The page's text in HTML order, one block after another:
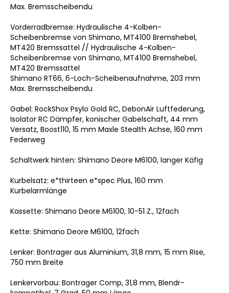
Max. Bremsscheibendu
Vorderradbremse: Hydraulische 4-Kolben-
Scheibenbremse von Shimano, MT4100 Bremshebel,
MT420 Bremssattel // Hydraulische 4-Kolben-
Scheibenbremse von Shimano, MT4100 Bremshebel,
MT420 Bremssattel
Shimano RT66, 6-Loch-Scheibenaufnahme, 203 mm
Max. Bremsscheibendu
Gabel: RockShox Psylo Gold RC, DebonAir Luftfederung,
Isolator RC Dämpfer, konischer Gabelschaft, 44 mm
Versatz, Boost110, 15 mm Maxle Stealth Achse, 160 mm
Federweg
Schaltwerk hinten: Shimano Deore M6100, langer Käfig
Kurbelsatz: e*thirteen e*spec Plus, 160 mm
Kurbelarmlänge
Kassette: Shimano Deore M6100, 10-51 Z., 12fach
Kette: Shimano Deore M6100, 12fach
Lenker: Bontrager aus Aluminium, 31,8 mm, 15 mm Rise,
750 mm Breite
Lenkervorbau: Bontrager Comp, 31,8 mm, Blendr-